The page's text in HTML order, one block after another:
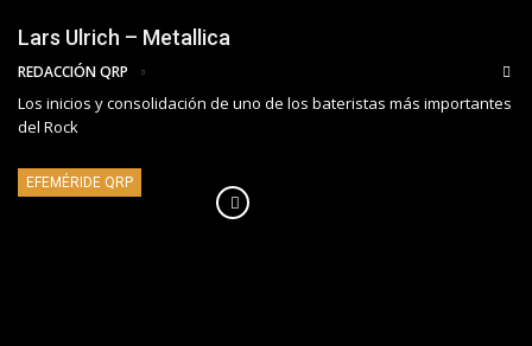
Lars Ulrich – Metallica
REDACCIÓN QRP
Los inicios y consolidación de uno de los bateristas más importantes
del Rock
EFEMÉRIDE QRP